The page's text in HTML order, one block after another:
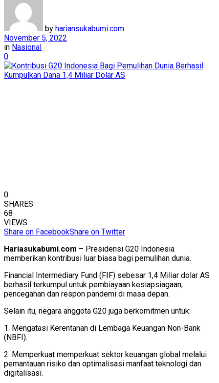
by hariansukabumi.com
November 5, 2022
in Nasional
0
0
SHARES
68
VIEWS
Share on FacebookShare on Twitter
Hariasukabumi.com – Presidensi G20 Indonesia
memberikan kontribusi luar biasa bagi pemulihan dunia.
Financial Intermediary Fund (FIF) sebesar 1,4 Miliar dolar AS
berhasil terkumpul untuk pembiayaan kesiapsiagaan,
pencegahan dan respon pandemi di masa depan.
Selain itu, negara anggota G20 juga berkomitmen untuk:
1. Mengatasi Kerentanan di Lembaga Keuangan Non-Bank
(NBFI).
2. Memperkuat memperkuat sektor keuangan global melalui
pemantauan risiko dan optimalisasi manfaat teknologi dan
digitalisasi.